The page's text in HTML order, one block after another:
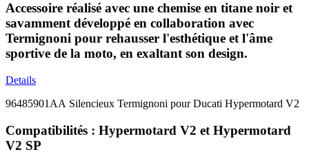
Accessoire réalisé avec une chemise en titane noir et
savamment développé en collaboration avec
Termignoni pour rehausser l'esthétique et l'âme
sportive de la moto, en exaltant son design.
Details
96485901AA Silencieux Termignoni pour Ducati Hypermotard V2
Compatibilités : Hypermotard V2 et Hypermotard
V2 SP